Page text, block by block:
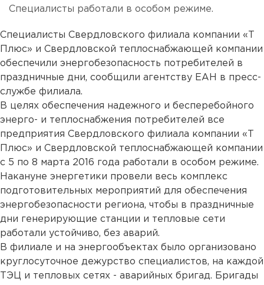
Специалисты работали в особом режиме.
Специалисты Свердловского филиала компании «Т
Плюс» и Свердловской теплоснабжающей компании
обеспечили энергобезопасность потребителей в
праздничные дни, сообщили агентству ЕАН в пресс-
службе филиала.
В целях обеспечения надежного и бесперебойного
энерго- и теплоснабжения потребителей все
предприятия Свердловского филиала компании «Т
Плюс» и Свердловской теплоснабжающей компании
с 5 по 8 марта 2016 года работали в особом режиме.
Накануне энергетики провели весь комплекс
подготовительных мероприятий для обеспечения
энергобезопасности региона, чтобы в праздничные
дни генерирующие станции и тепловые сети
работали устойчиво, без аварий.
В филиале и на энергообъектах было организовано
круглосуточное дежурство специалистов, на каждой
ТЭЦ и тепловых сетях - аварийных бригад. Бригады